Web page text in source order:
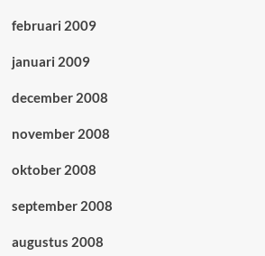
februari 2009
januari 2009
december 2008
november 2008
oktober 2008
september 2008
augustus 2008